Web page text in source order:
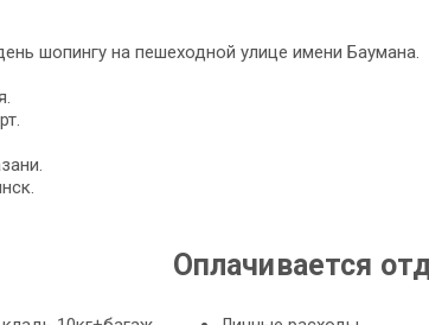
шопингу на пешеходной улице имени Баумана.
Оплачивается